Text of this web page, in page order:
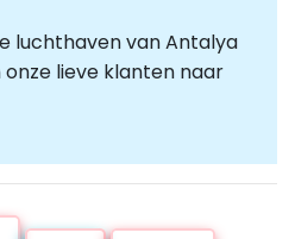
luchthaven van Antalya
lieve klanten naar